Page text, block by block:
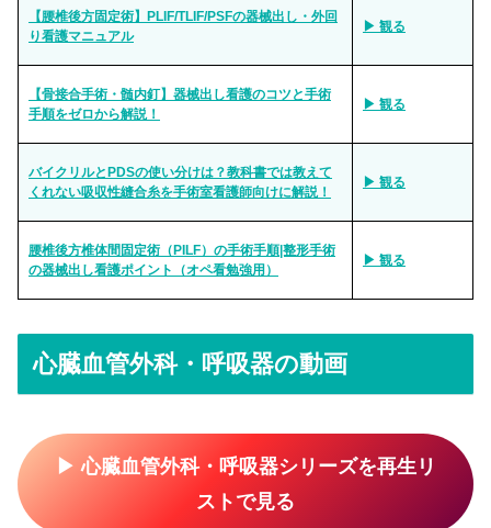
【腰椎後方固定術】PLIF/TLIF/PSFの器械出し・外回
り看護マニュアル
▶ 観る
【骨接合手術・髄内釘】器械出し看護のコツと手術
手順をゼロから解説！
▶ 観る
バイクリルとPDSの使い分けは？教科書では教えて
くれない吸収性縫合糸を手術室看護師向けに解説！
▶ 観る
腰椎後方椎体間固定術（PILF）の手術手順|整形手術
の器械出し看護ポイント（オペ看勉強用）
▶ 観る
心臓血管外科・呼吸器の動画
▶ 心臓血管外科・呼吸器シリーズを再生リ
ストで見る